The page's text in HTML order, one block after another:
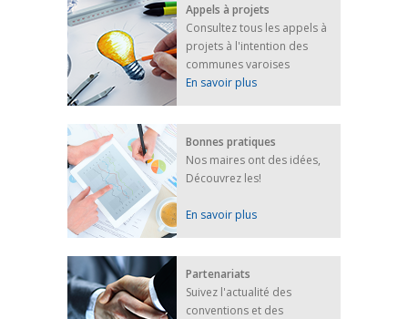
Afin d’accompagner au mieux les réfugiés
ukrainiens arrivés en France,...
FEUILLETER
Appels à projets
Consultez tous les appels à
projets à l'intention des
communes varoises
En savoir plus
Bonnes pratiques
Nos maires ont des idées,
Découvrez les!
En savoir plus
Partenariats
Suivez l'actualité des
conventions et des